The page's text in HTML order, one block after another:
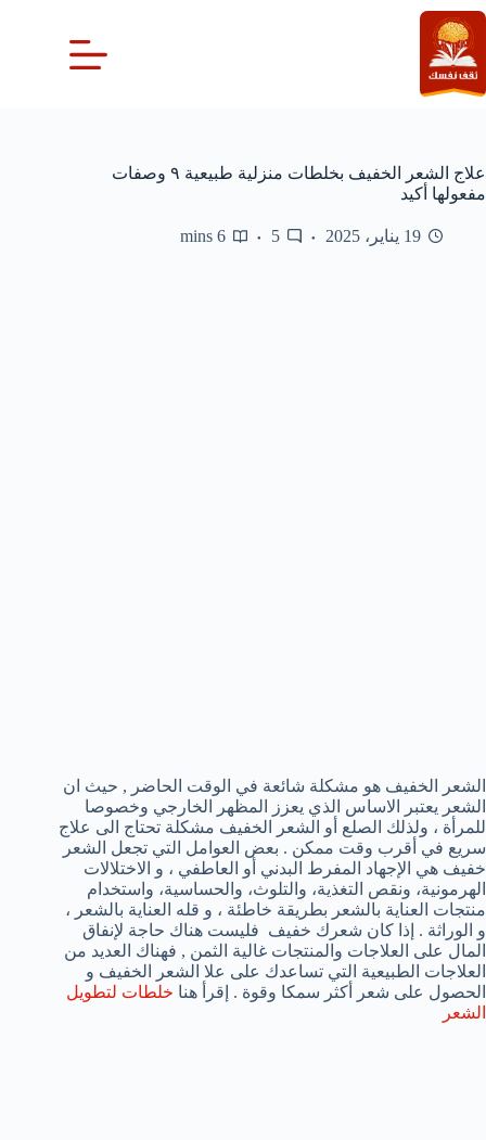
التجاوز
إلى
المحتوى
علاج الشعر الخفيف بخلطات منزلية طبيعية ٩ وصفات
مفعولها أكيد
19 يناير، 2025 5
6 mins
الشعر الخفيف هو مشكلة شائعة في الوقت الحاضر , حيث ان
الشعر يعتبر الاساس الذي يعزز المظهر الخارجي وخصوصا
للمرأة ، ولذلك الصلع أو الشعر الخفيف مشكلة تحتاج الى علاج
سريع في أقرب وقت ممكن . بعض العوامل التي تجعل الشعر
خفيف هي الإجهاد المفرط البدني أو العاطفي ، و الاختلالات
الهرمونية، ونقص التغذية، والتلوث، والحساسية، واستخدام
منتجات العناية بالشعر بطريقة خاطئة ، و قله العناية بالشعر ،
و الوراثة . إذا كان شعرك خفيف فليست هناك حاجة لإنفاق
المال على العلاجات والمنتجات غالية الثمن , فهناك العديد من
العلاجات الطبيعية التي تساعدك على علا الشعر الخفيف و
الحصول على شعر أكثر سمكا وقوة . إقرأ هنا خلطات لتطويل
الشعر